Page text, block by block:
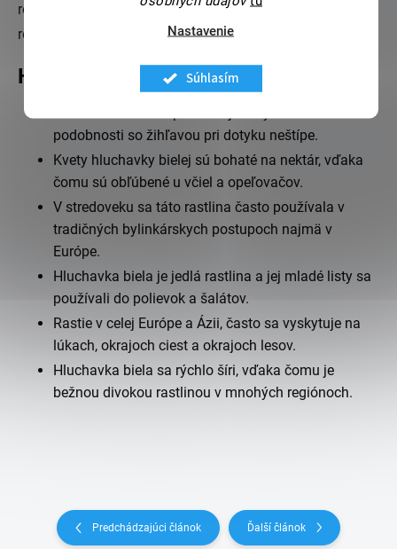
Nastavenie
Súhlasím
rôznych zmesových čajoch, kde môže byť doplnená o
rôzne iné bylinky.
Hluchavka biela - zaujímavosti
podobnosti so žihľavou pri dotyku neštípe.
Kvety hluchavky bielej sú bohaté na nektár, vďaka
čomu sú obľúbené u včiel a opeľovačov.
V stredoveku sa táto rastlina často používala v
tradičných bylinkárskych postupoch najmä v
Európe.
Hluchavka biela je jedlá rastlina a jej mladé listy sa
používali do polievok a šalátov.
Rastie v celej Európe a Ázii, často sa vyskytuje na
lúkach, okrajoch ciest a okrajoch lesov.
Hluchavka biela sa rýchlo šíri, vďaka čomu je
bežnou divokou rastlinou v mnohých regiónoch.
Predchádzajúci článok Ďalší článok